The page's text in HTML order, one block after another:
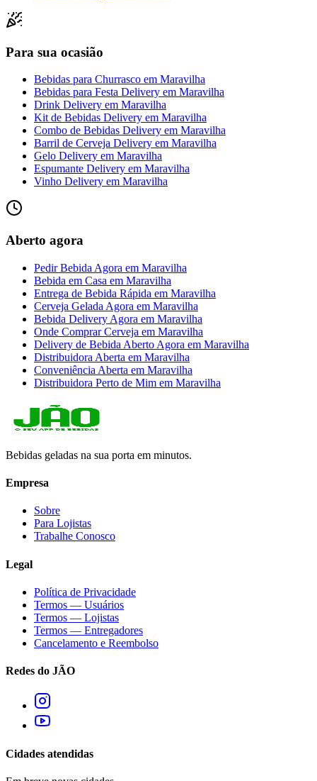
Para sua ocasião
Bebidas para Churrasco em Maravilha
Bebidas para Festa Delivery em Maravilha
Drink Delivery em Maravilha
Kit de Bebidas Delivery em Maravilha
Combo de Bebidas Delivery em Maravilha
Barril de Cerveja Delivery em Maravilha
Gelo Delivery em Maravilha
Espumante Delivery em Maravilha
Vinho Delivery em Maravilha
Aberto agora
Pedir Bebida Agora em Maravilha
Bebida em Casa em Maravilha
Entrega de Bebida Rápida em Maravilha
Cerveja Gelada Agora em Maravilha
Bebida Delivery Agora em Maravilha
Onde Comprar Cerveja em Maravilha
Delivery de Bebida Aberto Agora em Maravilha
Distribuidora Aberta em Maravilha
Conveniência Aberta em Maravilha
Distribuidora Perto de Mim em Maravilha
Bebidas geladas na sua porta em minutos.
Empresa
Sobre
Para Lojistas
Trabalhe Conosco
Legal
Política de Privacidade
Termos — Usuários
Termos — Lojistas
Termos — Entregadores
Cancelamento e Reembolso
Redes do JÃO
Cidades atendidas